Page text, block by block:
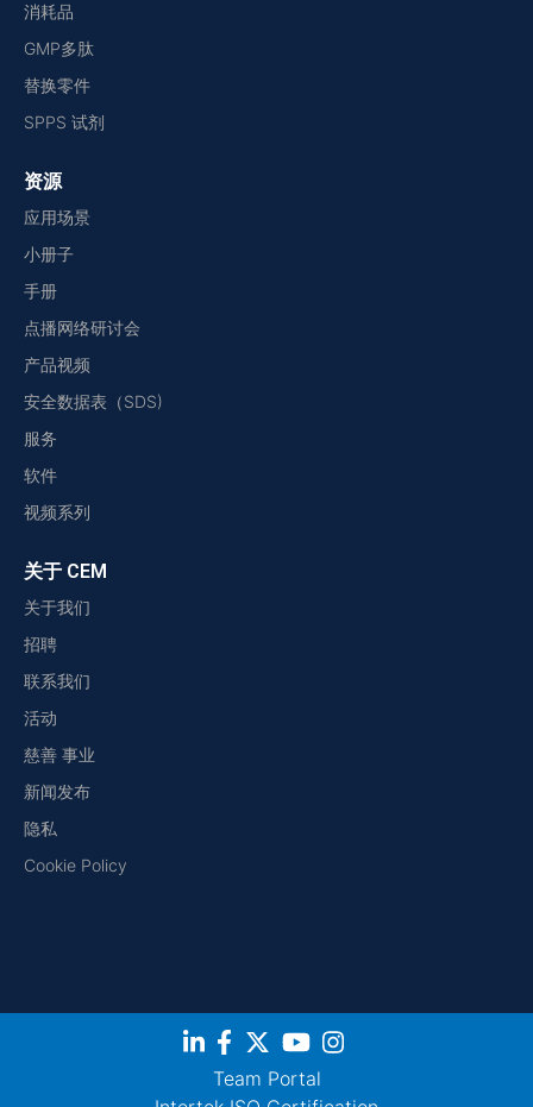
消耗品
GMP多肽
替换零件
SPPS 试剂
资源
应用场景
小册子
手册
点播网络研讨会
产品视频
安全数据表（SDS)
服务
软件
视频系列
关于 CEM
关于我们
招聘
联系我们
活动
慈善 事业
新闻发布
隐私
Cookie Policy
Team Portal